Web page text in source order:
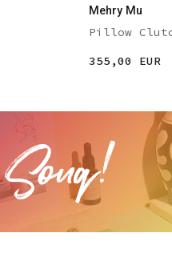
Mehry Mu
Pillow
355,00 EUR